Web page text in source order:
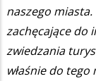
naszego miasta.
zachęcające do
zwiedzania
właśnie do tego